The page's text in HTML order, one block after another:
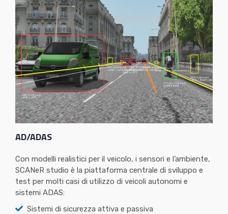
AD/ADAS
Con modelli realistici per il veicolo, i sensori e l’ambiente,
SCANeR studio è la piattaforma centrale di sviluppo e
test per molti casi di utilizzo di veicoli autonomi e
sistemi ADAS:
Sistemi di sicurezza attiva e passiva